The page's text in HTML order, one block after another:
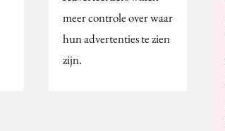
meer controle over waar
hun advertenties te zien
zijn.